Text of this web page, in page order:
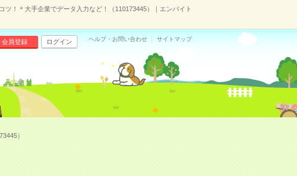
ツ！＊大手企業でデータ入力など！（110173445）｜エンバイト
会員登録 ログイン ヘルプ・お問い合わせ サイトマップ
）